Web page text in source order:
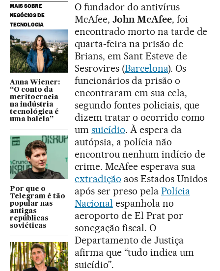
MAIS SOBRE
NEGÓCIOS DE
TECNOLOGIA
Anna Wiener:
“O conto da
meritocracia
na indústria
tecnológica é
uma balela”
Por que o
Telegram é tão
popular nas
antigas
repúblicas
soviéticas
O fundador do antivírus
McAfee, John McAfee, foi
encontrado morto na tarde de
quarta-feira na prisão de
Brians, em Sant Esteve de
Sesrovires (Barcelona). Os
funcionários da prisão o
encontraram em sua cela,
segundo fontes policiais, que
dizem tratar o ocorrido como
um suicídio. À espera da
autópsia, a polícia não
encontrou nenhum indício de
crime. McAfee esperava sua
extradição aos Estados Unidos
após ser preso pela Polícia
Nacional espanhola no
aeroporto de El Prat por
sonegação fiscal. O
Departamento de Justiça
afirma que “tudo indica um
suicídio”.